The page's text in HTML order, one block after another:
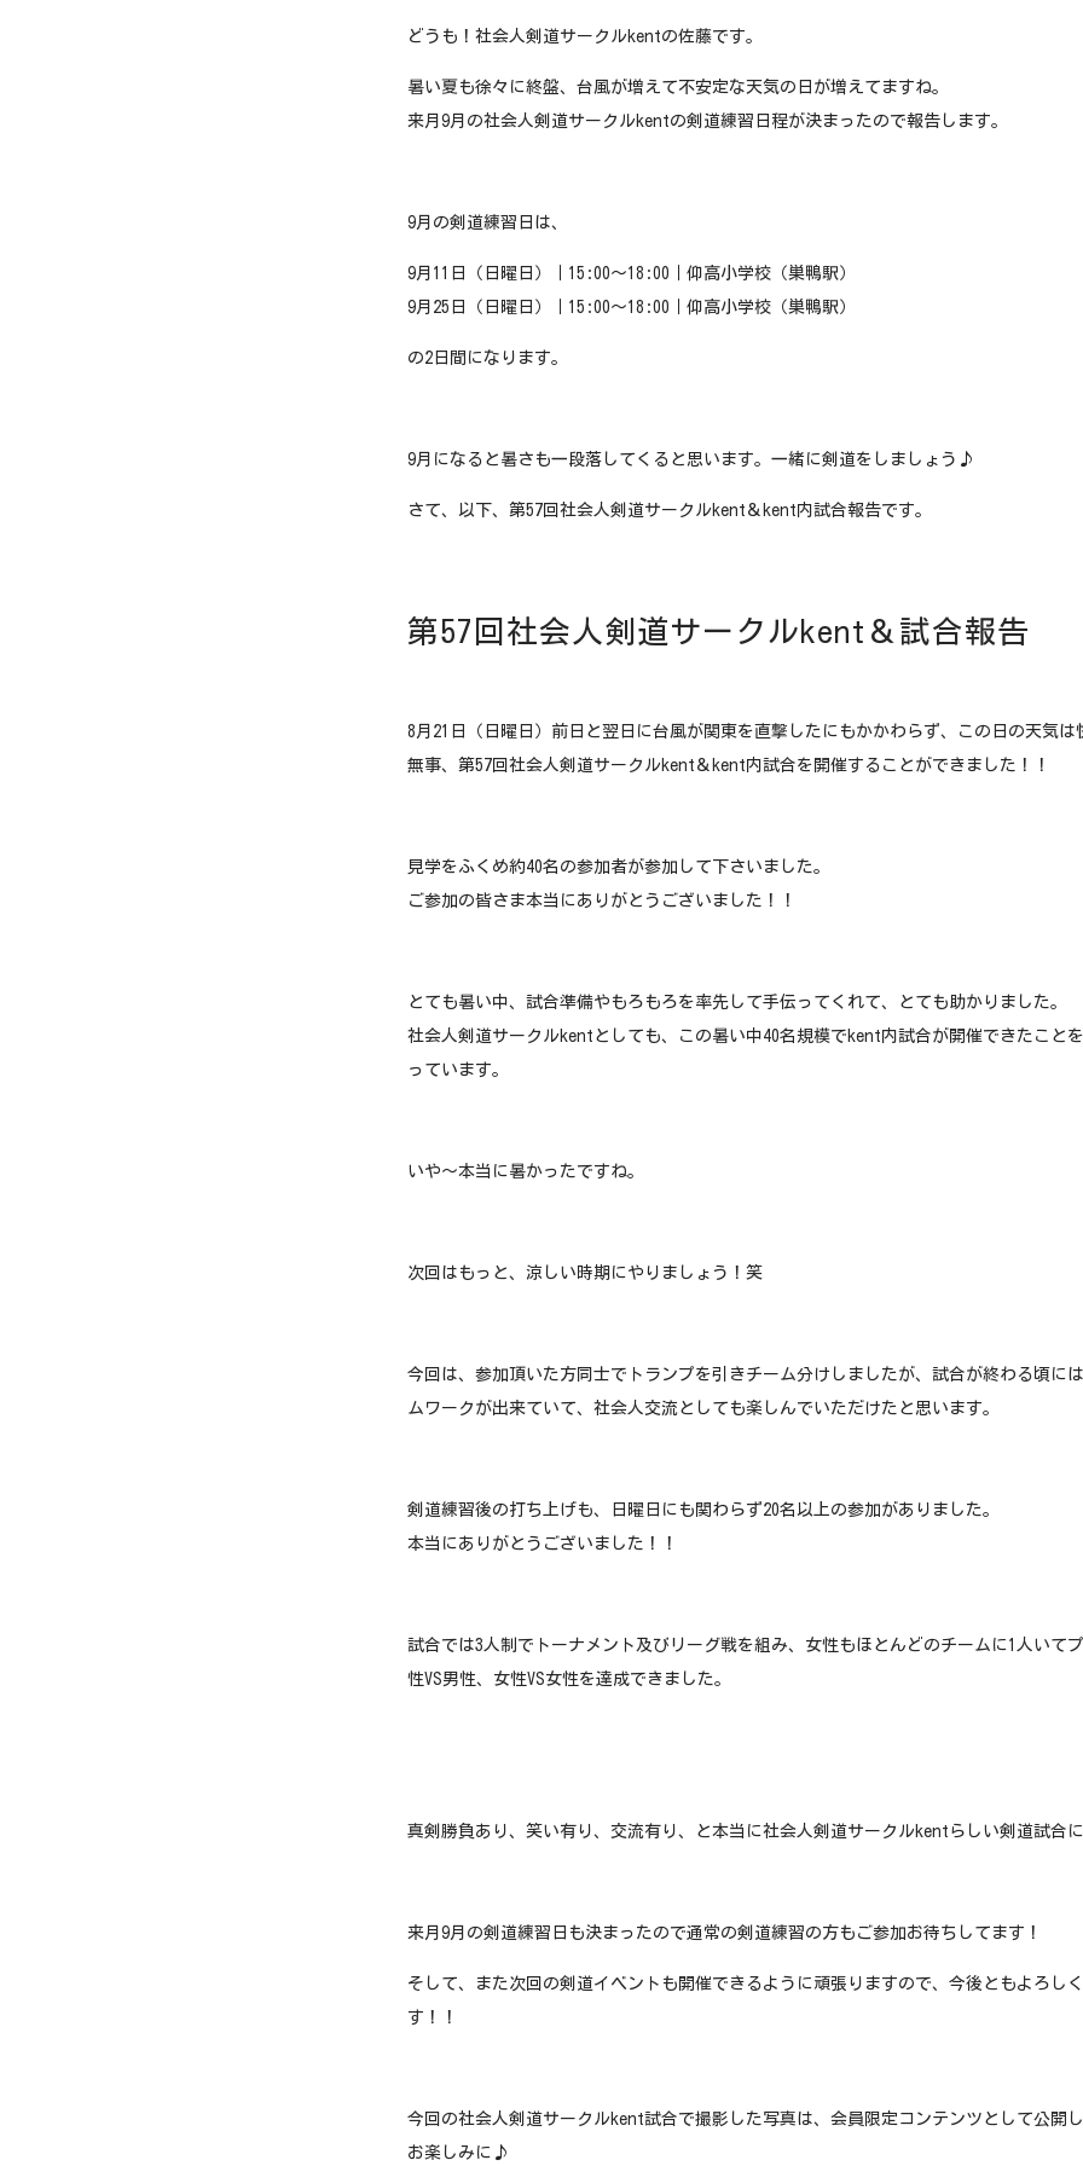
どうも！社会人剣道サークルkentの佐藤です。
暑い夏も徐々に終盤、台風が増えて不安定な天気の日が増えてますね。
来月9月の社会人剣道サークルkentの剣道練習日程が決まったので報告します。
9月の剣道練習日は、
9月11日（日曜日）｜15:00〜18:00｜仰高小学校（巣鴨駅）
9月25日（日曜日）｜15:00〜18:00｜仰高小学校（巣鴨駅）
の2日間になります。
9月になると暑さも一段落してくると思います。一緒に剣道をしましょう♪
さて、以下、第57回社会人剣道サークルkent＆kent内試合報告です。
第57回社会人剣道サークルkent＆試合報告
8月21日（日曜日）前日と翌日に台風が関東を直撃したにもかかわらず、この日の天気は
無事、第57回社会人剣道サークルkent＆kent内試合を開催することができました！！
見学をふくめ約40名の参加者が参加して下さいました。
ご参加の皆さま本当にありがとうございました！！
とても暑い中、試合準備やもろもろを率先して手伝ってくれて、とても助かりました。
社会人剣道サークルkentとしても、この暑い中40名規模でkent内試合が開催できたこと
っています。
いや〜本当に暑かったですね。
次回はもっと、涼しい時期にやりましょう！笑
今回は、参加頂いた方同士でトランプを引きチーム分けしましたが、試合が終わる頃に
ムワークが出来ていて、社会人交流としても楽しんでいただけたと思います。
剣道練習後の打ち上げも、日曜日にも関わらず20名以上の参加がありました。
本当にありがとうございました！！
試合では3人制でトーナメント及びリーグ戦を組み、女性もほとんどのチームに1人いて
性VS男性、女性VS女性を達成できました。
真剣勝負あり、笑い有り、交流有り、と本当に社会人剣道サークルkentらしい剣道試合に
来月9月の剣道練習日も決まったので通常の剣道練習の方もご参加お待ちしてます！
そして、また次回の剣道イベントも開催できるように頑張りますので、今後ともよろし
す！！
今回の社会人剣道サークルkent試合で撮影した写真は、会員限定コンテンツとして公開し
お楽しみに♪